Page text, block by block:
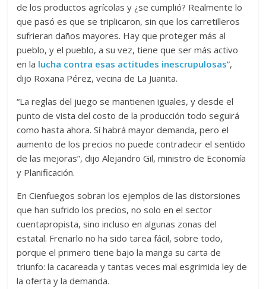
de los productos agrícolas y ¿se cumplió? Realmente lo
que pasó es que se triplicaron, sin que los carretilleros
sufrieran daños mayores. Hay que proteger más al
pueblo, y el pueblo, a su vez, tiene que ser más activo
en la lucha contra esas actitudes inescrupulosas”,
dijo Roxana Pérez, vecina de La Juanita.
“La reglas del juego se mantienen iguales, y desde el
punto de vista del costo de la producción todo seguirá
como hasta ahora. Sí habrá mayor demanda, pero el
aumento de los precios no puede contradecir el sentido
de las mejoras”, dijo Alejandro Gil, ministro de Economía
y Planificación.
En Cienfuegos sobran los ejemplos de las distorsiones
que han sufrido los precios, no solo en el sector
cuentapropista, sino incluso en algunas zonas del
estatal. Frenarlo no ha sido tarea fácil, sobre todo,
porque el primero tiene bajo la manga su carta de
triunfo: la cacareada y tantas veces mal esgrimida ley de
la oferta y la demanda.